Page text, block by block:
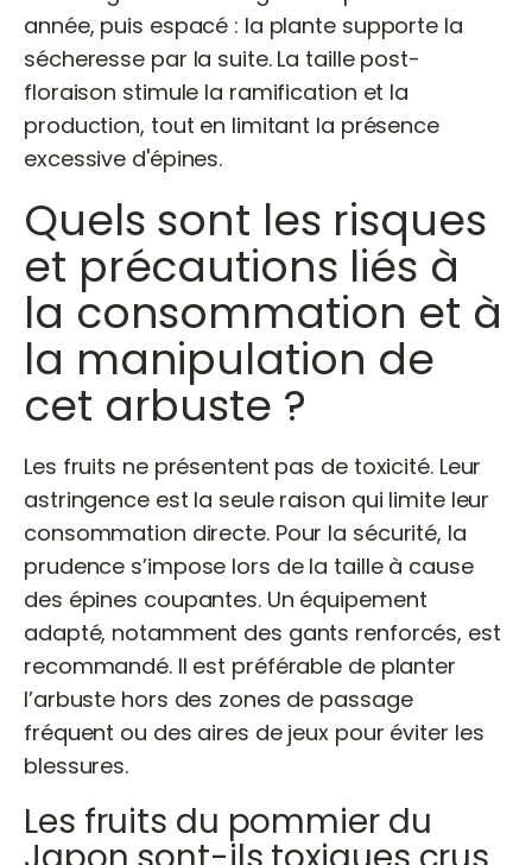
année, puis espacé : la plante supporte la
sécheresse par la suite. La taille post-
floraison stimule la ramification et la
production, tout en limitant la présence
excessive d'épines.
Quels sont les risques
et précautions liés à
la consommation et à
la manipulation de
cet arbuste ?
Les fruits ne présentent pas de toxicité. Leur
astringence est la seule raison qui limite leur
consommation directe. Pour la sécurité, la
prudence s’impose lors de la taille à cause
des épines coupantes. Un équipement
adapté, notamment des gants renforcés, est
recommandé. Il est préférable de planter
l’arbuste hors des zones de passage
fréquent ou des aires de jeux pour éviter les
blessures.
Les fruits du pommier du